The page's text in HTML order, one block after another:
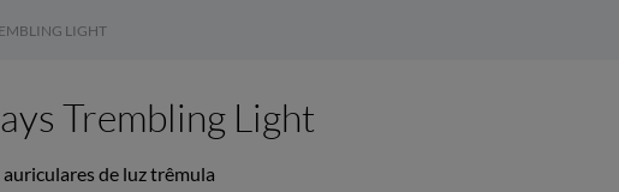
LIGHT
Trembling Light
auriculares de luz trêmula